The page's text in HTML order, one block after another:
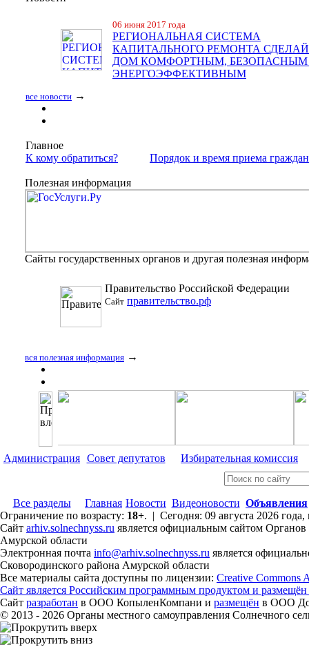
06 июня 2017 года
РЕГИОНАЛЬНАЯ СИСТЕМА
КАПИТАЛЬНОГО РЕМОНТА
ДОМ КОМФОРТНЫМ, БЕЗОПАСНЫМ
ЭНЕРГОЭФФЕКТИВНЫМ
все новости →
Главное
К кому обратиться?
Порядок и время приема
Полезная информация
Сайты государственных органов и другая полезная
Правительство Российской Федерации
Сайт правительство.рф
вся полезная информация →
Администрация Совет депутатов Избирательная комиссия
Все разделы Главная Новости Видеоновости Объявления
Ограничение по возрасту: 18+. | Сегодня: 09 августа 2026
Сайт arhiv.solnechnyss.ru является официальным сайтом Органов
Амурской области
Электронная почта info@arhiv.solnechnyss.ru является
Сковородинского района Амурской области
Все материалы сайта доступны по лицензии: Creative Commons
Сайт является Российским программным продуктом и
Сайт разработан в ООО КопыленКомпани и размещён в ООО
© 2013 - 2026 Органы местного самоуправления Солнечного